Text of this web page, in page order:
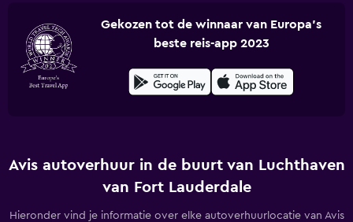
Gekozen tot de winnaar van Europa's
beste reis-app 2023
Avis autoverhuur in de buurt van Luchthaven
van Fort Lauderdale
Hieronder vind je informatie over elke autoverhuurlocatie van Avis